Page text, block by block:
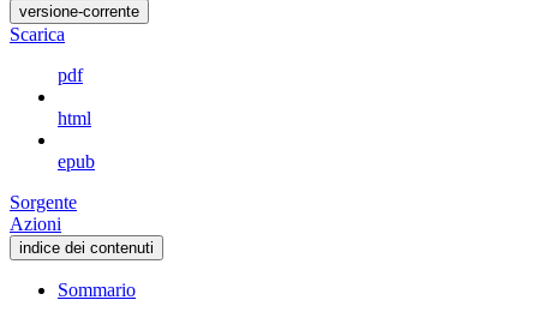
versione-corrente
Scarica
pdf
html
epub
Sorgente
Azioni
indice dei contenuti
Sommario